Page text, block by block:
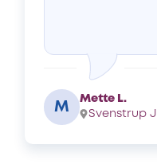
M
Mette L.
Svenstrup J